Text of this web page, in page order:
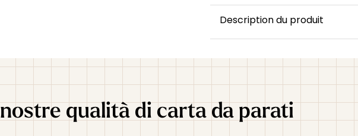
Description du produit
qualità di carta da parati